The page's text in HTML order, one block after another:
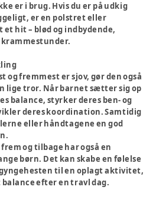
er i brug. Hvis du er på udkig
er en polstret eller
hit – blød og indbydende,
og fremmest er sjov, gør den også
lige tror. Når barnet sætter sig op
balance, styrker deres ben- og
deres koordination. Samtidig
eller håndtagene en god
og tilbage har også en
børn. Det kan skabe en følelse
til en oplagt aktivitet,
efter en travl dag.